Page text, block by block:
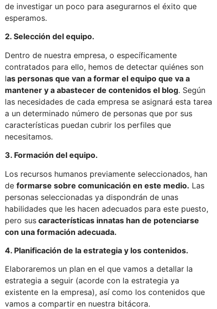
de investigar un poco para asegurarnos el éxito que
esperamos.
2. Selección del equipo.
Dentro de nuestra empresa, o específicamente
contratados para ello, hemos de detectar quiénes son
las personas que van a formar el equipo que va a
mantener y a abastecer de contenidos el blog. Según
las necesidades de cada empresa se asignará esta tarea
a un determinado número de personas que por sus
características puedan cubrir los perfiles que
necesitamos.
3. Formación del equipo.
Los recursos humanos previamente seleccionados, han
de formarse sobre comunicación en este medio. Las
personas seleccionadas ya dispondrán de unas
habilidades que les hacen adecuados para este puesto,
pero sus características innatas han de potenciarse
con una formación adecuada.
4. Planificación de la estrategia y los contenidos.
Elaboraremos un plan en el que vamos a detallar la
estrategia a seguir (acorde con la estrategia ya
existente en la empresa), así como los contenidos que
vamos a compartir en nuestra bitácora.